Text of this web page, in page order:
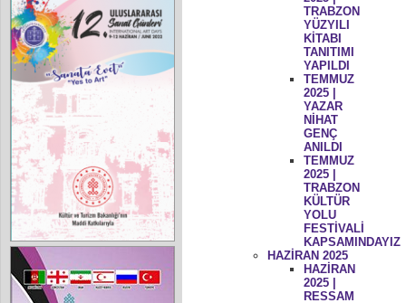
TRABZON
YÜZYILI
KİTABI
TANITIMI
YAPILDI
TEMMUZ
2025 |
YAZAR
NİHAT
GENÇ
ANILDI
TEMMUZ
2025 |
TRABZON
KÜLTÜR
YOLU
FESTİVALİ
KAPSAMINDAYIZ
HAZİRAN 2025
HAZİRAN
2025 |
RESSAM